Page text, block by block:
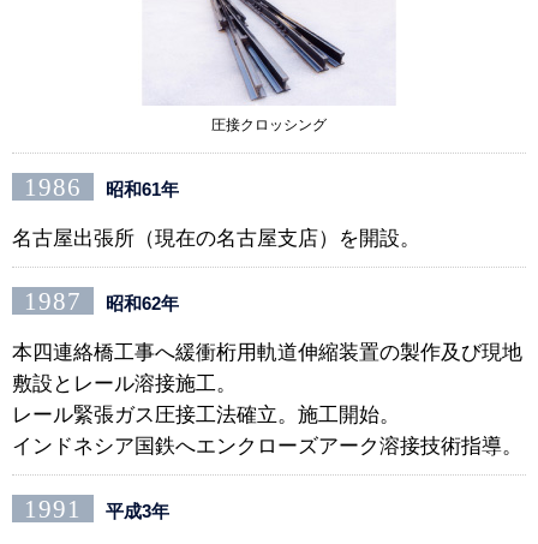
圧接クロッシング
1986 昭和61年
名古屋出張所（現在の名古屋支店）を開設。
1987 昭和62年
本四連絡橋工事へ緩衝桁用軌道伸縮装置の製作及び現地
敷設とレール溶接施工。
レール緊張ガス圧接工法確立。施工開始。
インドネシア国鉄へエンクローズアーク溶接技術指導。
1991 平成3年